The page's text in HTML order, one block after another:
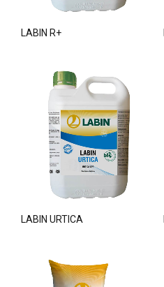
LABIN R+
LABIN URTICA